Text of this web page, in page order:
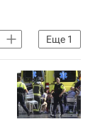
Еще 1